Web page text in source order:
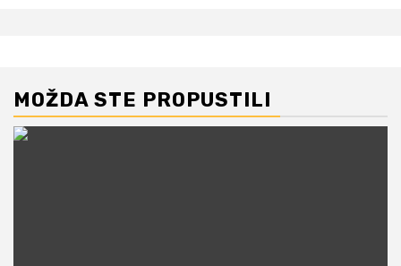
MOŽDA STE PROPUSTILI